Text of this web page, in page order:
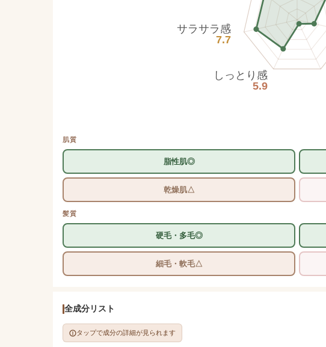
しっとり感
5.9
サラサラ感
7.7
肌質
脂性肌◎
乾燥肌△
髪質
硬毛・多毛◎
細毛・軟毛△
全成分リスト
タップで成分の詳細が見られます